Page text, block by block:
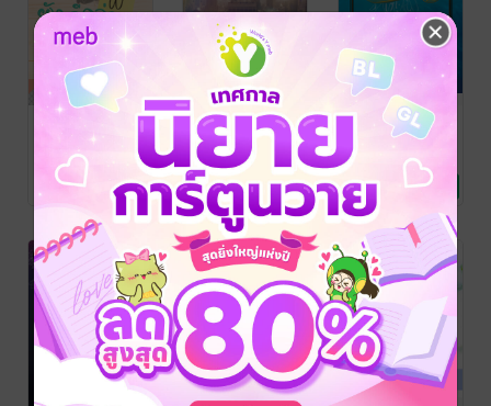
แต่งกับผียังดี
กว่านาย
เอื้องอลิน/ สำนัก เม
พหมี พิมพ์
นิยายรัก
10 Rating
ดุจเรือนใจ
เอื้องอลิน
/ สำนัก เม
พหมี พิมพ์
นิยายรัก
38 Rating
ลำนำแห่งห้วง
ธารา (ชุด
Ocean
Serenade)
จตุรดา
/ สำนัก เมพ
หมี พิมพ์
นิยายแฟนตาซี
14 Rating